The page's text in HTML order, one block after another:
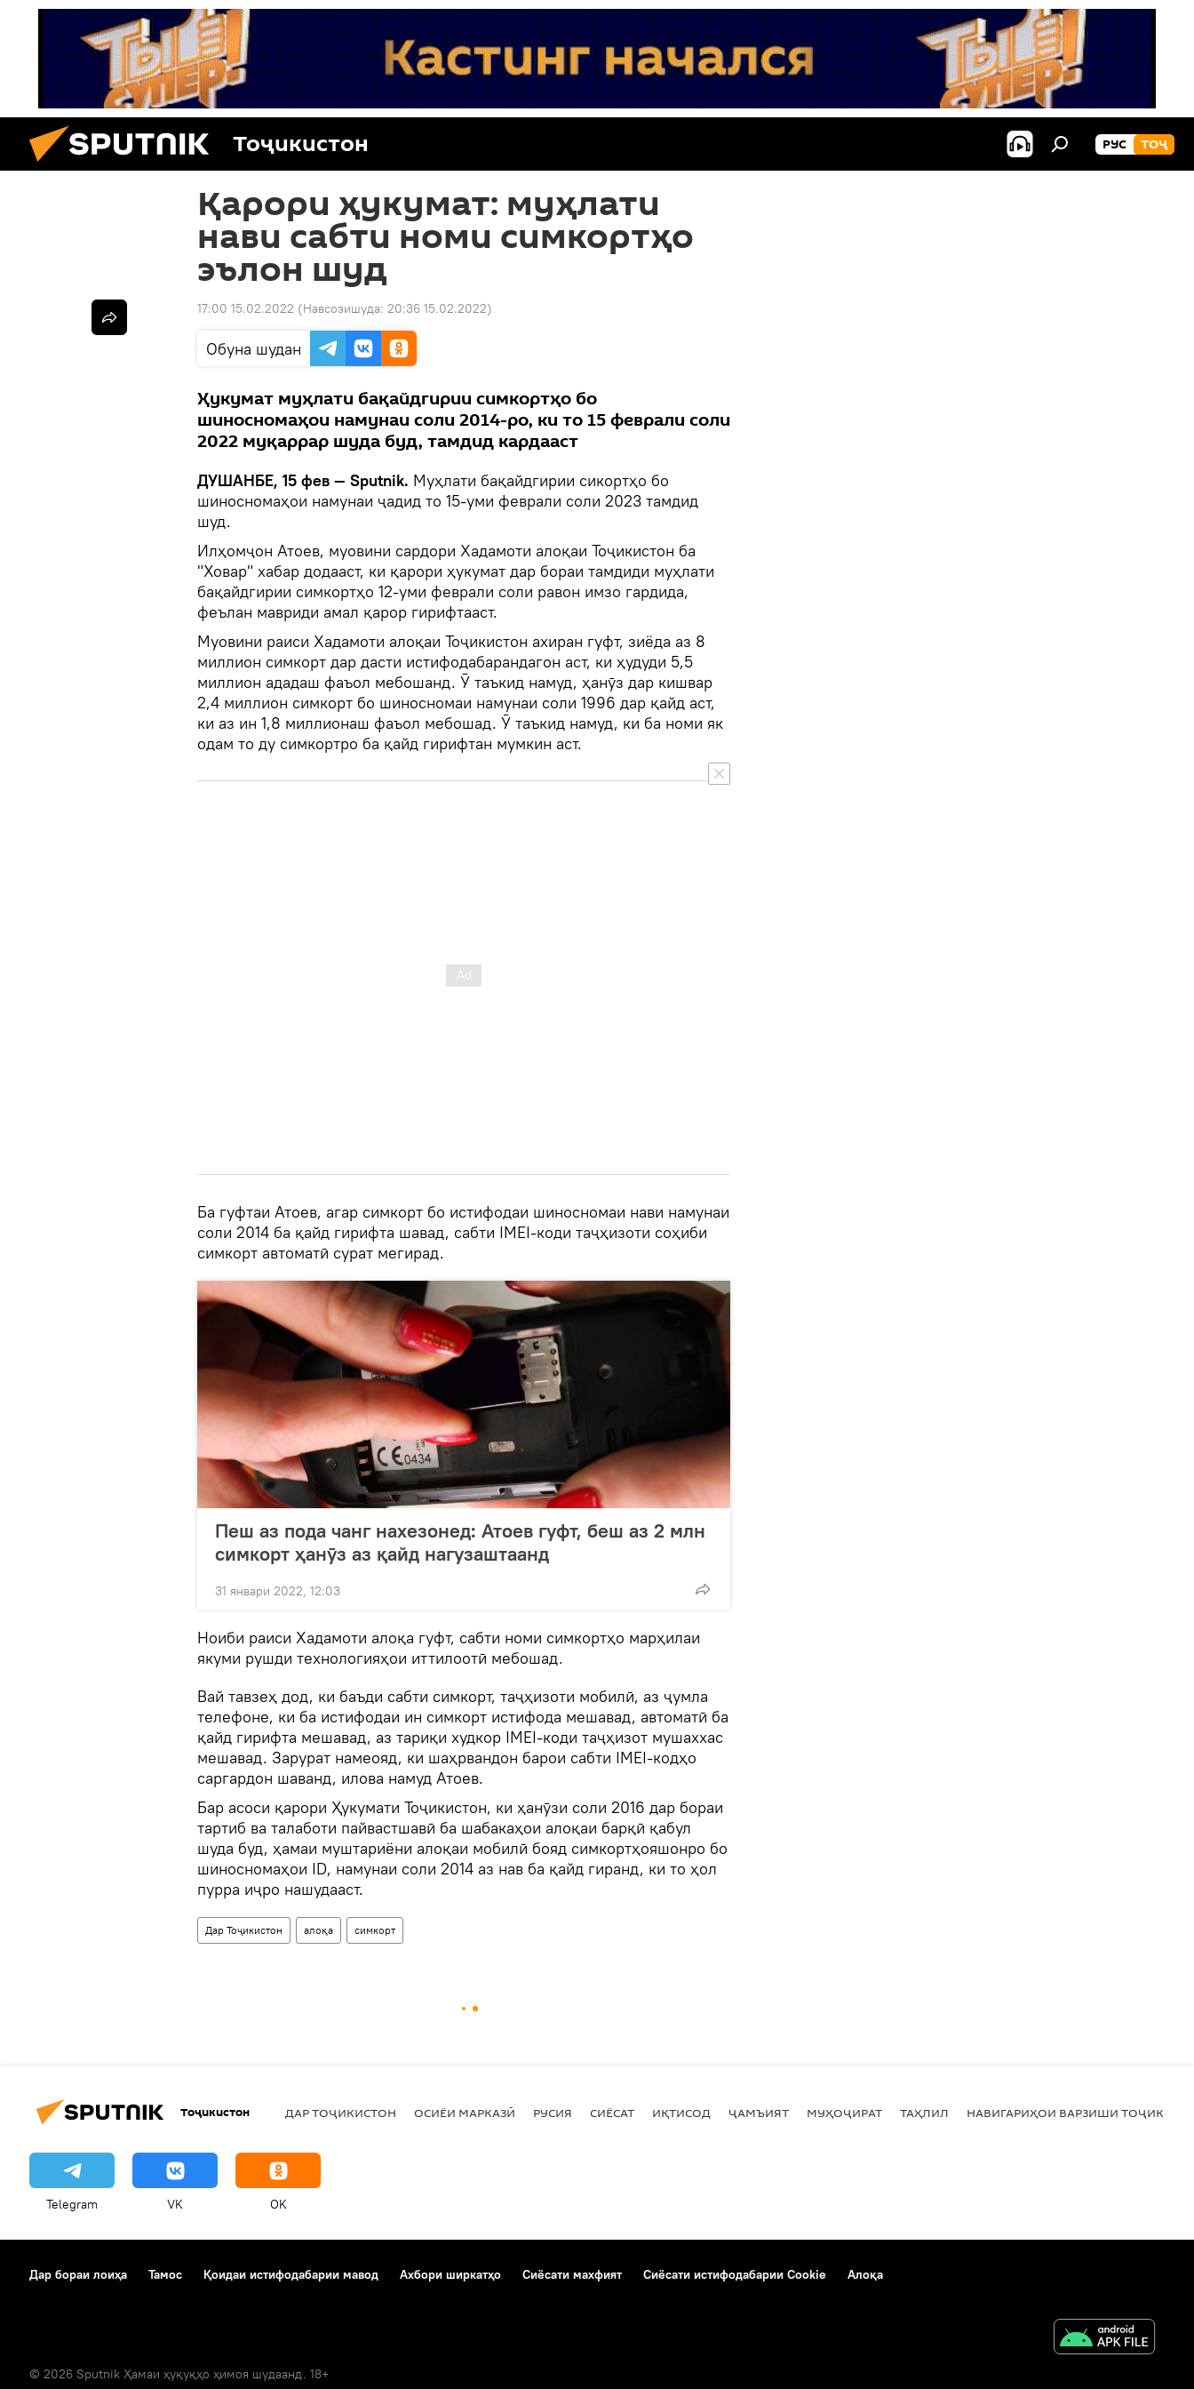
Тоҷикистон РУС ТОҶ
Қарори ҳукумат: муҳлати
нави сабти номи симкортҳо
эълон шуд
17:00 15.02.2022 (Навсозишуда: 20:36 15.02.2022)
Обуна шудан
Ҳукумат муҳлати бақайдгирии симкортҳо бо
шиносномаҳои намунаи соли 2014-ро, ки то 15 феврали соли
2022 муқаррар шуда буд, тамдид кардааст
ДУШАНБЕ, 15 фев — Sputnik. Муҳлати бақайдгирии сикортҳо бо
шиносномаҳои намунаи ҷадид то 15-уми феврали соли 2023 тамдид
шуд.
Илҳомҷон Атоев, муовини сардори Хадамоти алоқаи Тоҷикистон ба
"Ховар" хабар додааст, ки қарори ҳукумат дар бораи тамдиди муҳлати
бақайдгирии симкортҳо 12-уми феврали соли равон имзо гардида,
феълан мавриди амал қарор гирифтааст.
Муовини раиси Хадамоти алоқаи Тоҷикистон ахиран гуфт, зиёда аз 8
миллион симкорт дар дасти истифодабарандагон аст, ки ҳудуди 5,5
миллион ададаш фаъол мебошанд. Ӯ таъкид намуд, ҳанӯз дар кишвар
2,4 миллион симкорт бо шиносномаи намунаи соли 1996 дар қайд аст,
ки аз ин 1,8 миллионаш фаъол мебошад. Ӯ таъкид намуд, ки ба номи як
одам то ду симкортро ба қайд гирифтан мумкин аст.
Ба гуфтаи Атоев, агар симкорт бо истифодаи шиносномаи нави намунаи
соли 2014 ба қайд гирифта шавад, сабти IMEI-коди таҷҳизоти соҳиби
симкорт автоматӣ сурат мегирад.
Пеш аз пода чанг нахезонед: Атоев гуфт, беш аз 2 млн
симкорт ҳанӯз аз қайд нагузаштаанд
31 январи 2022, 12:03
Ноиби раиси Хадамоти алоқа гуфт, сабти номи симкортҳо марҳилаи
якуми рушди технологияҳои иттилоотӣ мебошад.
Вай тавзеҳ дод, ки баъди сабти симкорт, таҷҳизоти мобилӣ, аз ҷумла
телефоне, ки ба истифодаи ин симкорт истифода мешавад, автоматӣ ба
қайд гирифта мешавад, аз тариқи худкор IMEI-коди таҷҳизот мушаххас
мешавад. Зарурат намеояд, ки шаҳрвандон барои сабти IMEI-кодҳо
саргардон шаванд, илова намуд Атоев.
Бар асоси қарори Ҳукумати Тоҷикистон, ки ҳанӯзи соли 2016 дар бораи
тартиб ва талаботи пайвастшавӣ ба шабакаҳои алоқаи барқӣ қабул
шуда буд, ҳамаи муштариёни алоқаи мобилӣ бояд симкортҳояшонро бо
шиносномаҳои ID, намунаи cоли 2014 аз нав ба қайд гиранд, ки то ҳол
пурра иҷро нашудааст.
Дар Тоҷикистон алоқа симкорт
Тоҷикистон ДАР ТОҶИКИСТОН ОСИЁИ МАРКАЗӢ РУСИЯ СИЁСАТ ИҚТИСОД ҶАМЪИЯТ МУҲОҶИРАТ ТАҲЛИЛ НАВИГАРИҲОИ ВАРЗИШИ
Telegram VK OK
Дар бораи лоиҳа Тамос Қоидаи истифодабарии мавод Ахбори ширкатҳо Сиёсати махфият Сиёсати истифодабарии Cookie Алоқа
© 2026 Sputnik Ҳамаи ҳуқуқҳо ҳимоя шудаанд. 18+